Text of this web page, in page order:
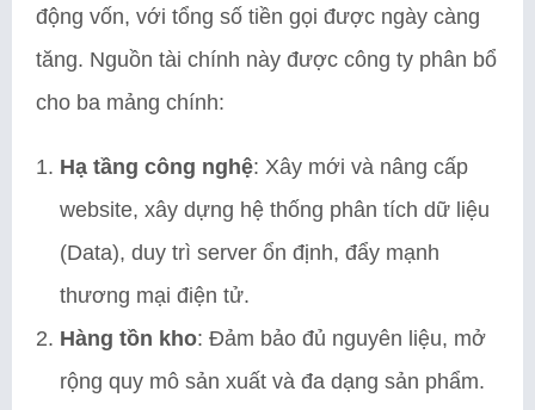
động vốn, với tổng số tiền gọi được ngày càng
tăng. Nguồn tài chính này được công ty phân bổ
cho ba mảng chính:
Hạ tầng công nghệ: Xây mới và nâng cấp
website, xây dựng hệ thống phân tích dữ liệu
(Data), duy trì server ổn định, đẩy mạnh
thương mại điện tử.
Hàng tồn kho: Đảm bảo đủ nguyên liệu, mở
rộng quy mô sản xuất và đa dạng sản phẩm.